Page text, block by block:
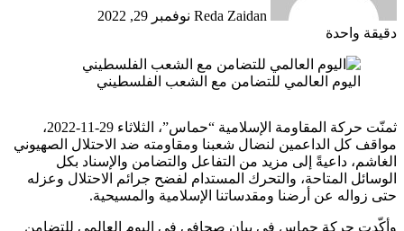
Reda Zaidan نوفمبر 29, 2022
دقيقة واحدة
اليوم العالمي للتضامن مع الشعب الفلسطيني
ثمنّت حركة المقاومة الإسلامية “حماس”، الثلاثاء 29-11-2022،
مواقف كل الداعمين لنضال شعبنا ومقاومته ضد الاحتلال الصهيوني
الغاشم، داعيةً إلى مزيد من التفاعل والتضامن والإسناد بكل
الوسائل المتاحة، والتحرك المستدام لفضح جرائم الاحتلال وعزله
حتى زواله عن أرضنا ومقدساتنا الإسلامية والمسيحية.
وأكّدت حركة حماس في بيان صحافي في اليوم العالمي للتضامن